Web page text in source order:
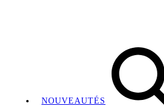
NOUVEAUTÉS